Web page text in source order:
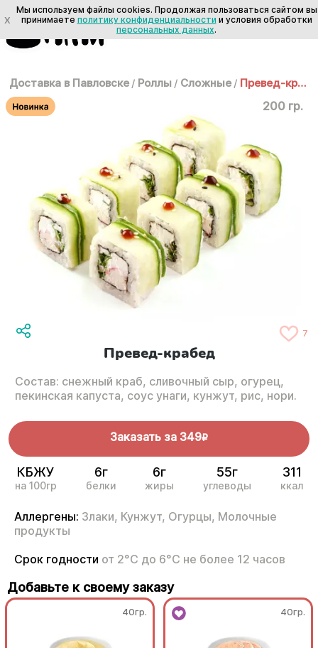
Доставка в Павловске / Роллы / Сложные / Превед-крабед
200 гр.
7
Превед-крабед
Состав: снежный краб, сливочный сыр, огурец,
пекинская капуста, соус унаги, кунжут, рис, нори.
Заказать за 349R
КБЖУ
на 100гр
6г
белки
6г
жиры
55г
углеводы
311
ккал
Аллергены: Злаки, Кунжут, Огурцы, Молочные
продукты
Срок годности от 2°С до 6°С не более 12 часов
Добавьте к своему заказу
40гр. 40гр.
X
Мы используем файлы cookies. Продолжая пользоваться сайтом вы
принимаете политику конфиденциальности и условия обработки
персональных данных.